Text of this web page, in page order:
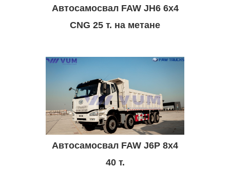
Автосамосвал FAW JH6 6x4
CNG 25 т. на метане
Автосамосвал FAW J6P 8х4
40 т.